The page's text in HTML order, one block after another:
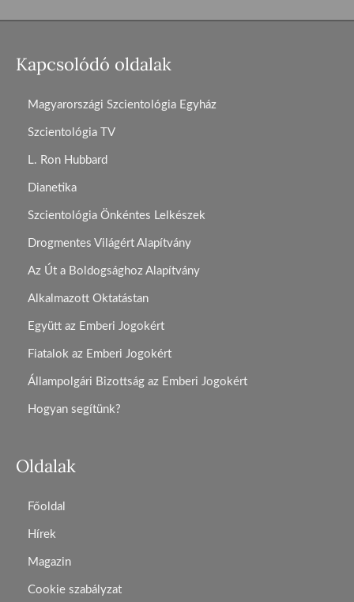
Kapcsolódó oldalak
Magyarországi Szcientológia Egyház
Szcientológia TV
L. Ron Hubbard
Dianetika
Szcientológia Önkéntes Lelkészek
Drogmentes Világért Alapítvány
Az Út a Boldogsághoz Alapítvány
Alkalmazott Oktatástan
Együtt az Emberi Jogokért
Fiatalok az Emberi Jogokért
Állampolgári Bizottság az Emberi Jogokért
Hogyan segítünk?
Oldalak
Főoldal
Hírek
Magazin
Cookie szabályzat